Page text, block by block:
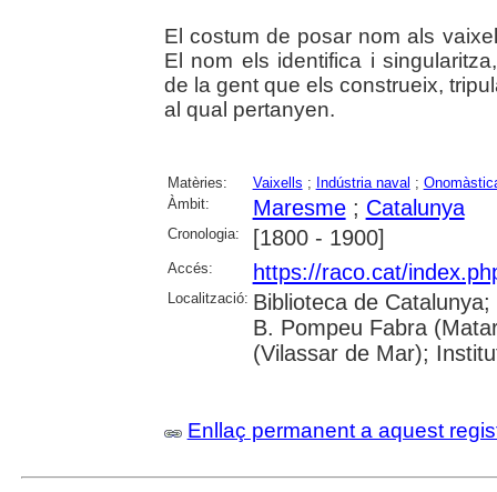
El costum de posar nom als
El nom els identifica i
de la gent que els construeix,
al qual pertanyen.
Matèries: Vaixells ; Indústria naval ;
Àmbit:
Maresme; Catalunya
Cronologia: [1800 - 1900]
Accés: https://raco.cat/
Localització: Biblioteca de
B. Pompeu Fabra
(Vilassar de Mar);
Enllaç permanent a aquest